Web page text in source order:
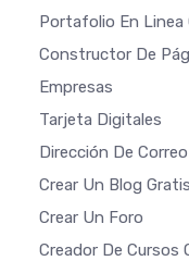
Portafolio En Linea
Constructor De
Empresas
Tarjeta Digitales
Dirección De
Crear Un Blog Gratis
Crear Un Foro
Creador De Cursos